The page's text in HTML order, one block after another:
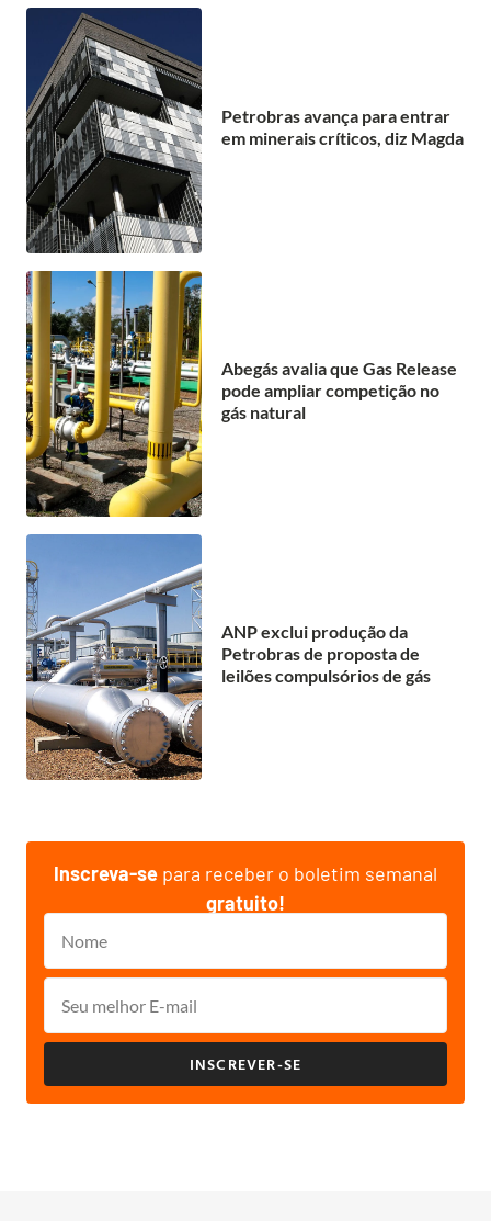
Petrobras avança para entrar
em minerais críticos, diz Magda
Abegás avalia que Gas Release
pode ampliar competição no
gás natural
ANP exclui produção da
Petrobras de proposta de
leilões compulsórios de gás
Inscreva-se para receber o boletim semanal
gratuito!
INSCREVER-SE